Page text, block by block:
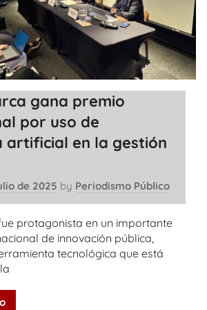
gana premio
por uso de
artificial en la gestión
de 2025 by Periodismo Público
protagonista en un importante
de innovación pública,
tecnológica que está